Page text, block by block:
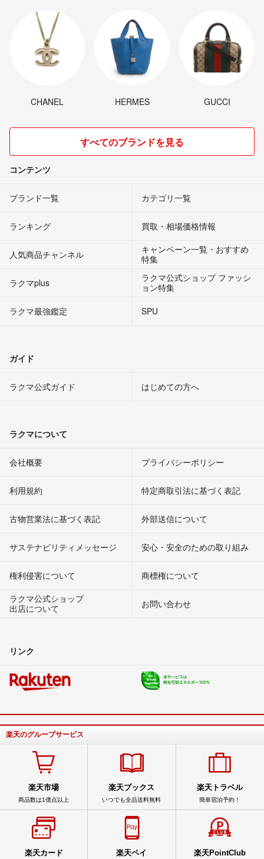
CHANEL HERMES GUCCI
すべてのブランドを見る
コンテンツ
ブランド一覧 カテゴリ一覧
ランキング 買取・相場価格情報
人気商品チャンネル
キャンペーン一覧・おすすめ
特集
ラクマplus
ラクマ公式ショップ ファッシ
ョン特集
ラクマ最強鑑定
SPU
ガイド
ラクマ公式ガイド はじめての方へ
ラクマについて
会社概要 プライバシーポリシー
利用規約 特定商取引法に基づく表記
古物営業法に基づく表記 外部送信について
サステナビリティメッセージ 安心・安全のための取り組み
権利侵害について
商標権について
ラクマ公式ショップ
出店について
お問い合わせ
リンク
楽天のグループサービス
楽天市場
商品数は1億点以上
楽天ブックス
いつでも全品送料無料
楽天トラベル
簡単宿泊予約！
楽天カード 楽天ペイ 楽天PointClub